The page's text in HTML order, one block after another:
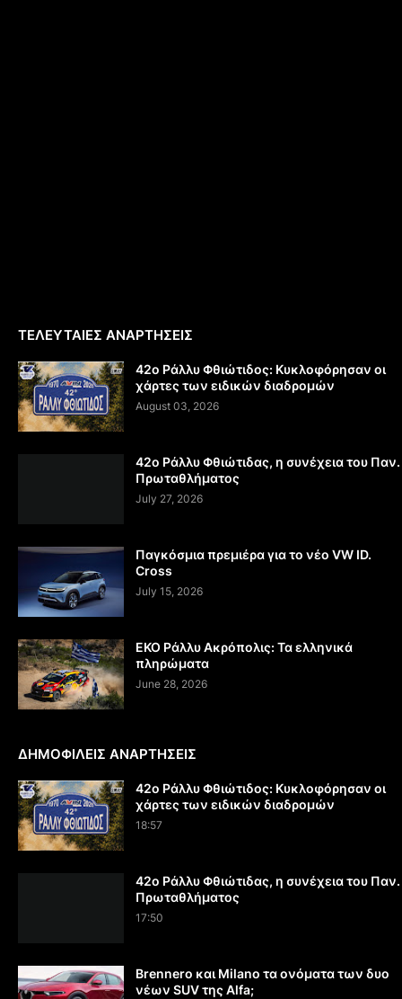
ΤΕΛΕΥΤΑΙΕΣ ΑΝΑΡΤΗΣΕΙΣ
42ο Ράλλυ Φθιώτιδος: Κυκλοφόρησαν οι
χάρτες των ειδικών διαδρομών
August 03, 2026
42ο Ράλλυ Φθιώτιδας, η συνέχεια του Παν.
Πρωταθλήματος
July 27, 2026
Παγκόσμια πρεμιέρα για το νέο VW ID.
Cross
July 15, 2026
EKO Ράλλυ Ακρόπολις: Τα ελληνικά
πληρώματα
June 28, 2026
ΔΗΜΟΦΙΛΕΙΣ ΑΝΑΡΤΗΣΕΙΣ
42ο Ράλλυ Φθιώτιδος: Κυκλοφόρησαν οι
χάρτες των ειδικών διαδρομών
18:57
42ο Ράλλυ Φθιώτιδας, η συνέχεια του Παν.
Πρωταθλήματος
17:50
Brennero και Milano τα ονόματα των δυο
νέων SUV της Alfa;